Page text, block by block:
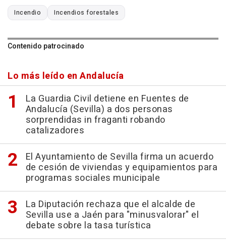
Incendio Incendios forestales
Contenido patrocinado
Lo más leído en Andalucía
La Guardia Civil detiene en Fuentes de
Andalucía (Sevilla) a dos personas
sorprendidas in fraganti robando
catalizadores
El Ayuntamiento de Sevilla firma un acuerdo
de cesión de viviendas y equipamientos para
programas sociales municipale
La Diputación rechaza que el alcalde de
Sevilla use a Jaén para "minusvalorar" el
debate sobre la tasa turística